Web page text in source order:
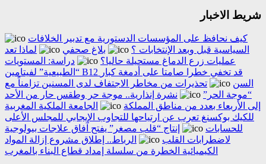
شريط الاخبار
كيف نحافظ على المؤسسات الدستورية مع تدبير الخلافات
السياسية قبل وبعد الإنتخابات ؟
بلاغ صحفي
لماذا تعد
عمليات زرع الدماغ مستحيلة حاليا؟
دراسة: المستويات
“الطبيعية” لفيتامين B12 قد تخفي خطرا صامتا على أدمغة كبار
السن
تحذيرات من مخاطر الاجتفاف لدى المسنين تزامناً مع
“موجة الحر”
نشرة إنذارية.. موجة حر وطقس حار من الأحد
إلى الأربعاء بعدد من مناطق المملكة
الجامعة الملكية المغربية
للكيك بوكسنغ تعرب عن ارتياحها للتجاوب الإيجابي للمجلس الأعلى
للحسابات
إنتاج “قلب مصغر” يفتح آفاق علاجات بيولوجية
لاضطرابات القلب
الرباط.. إطلاق مشروع إزالة المواد
الكيميائية الخطرة من سلسلة إمداد قطاع البناء بالمغرب